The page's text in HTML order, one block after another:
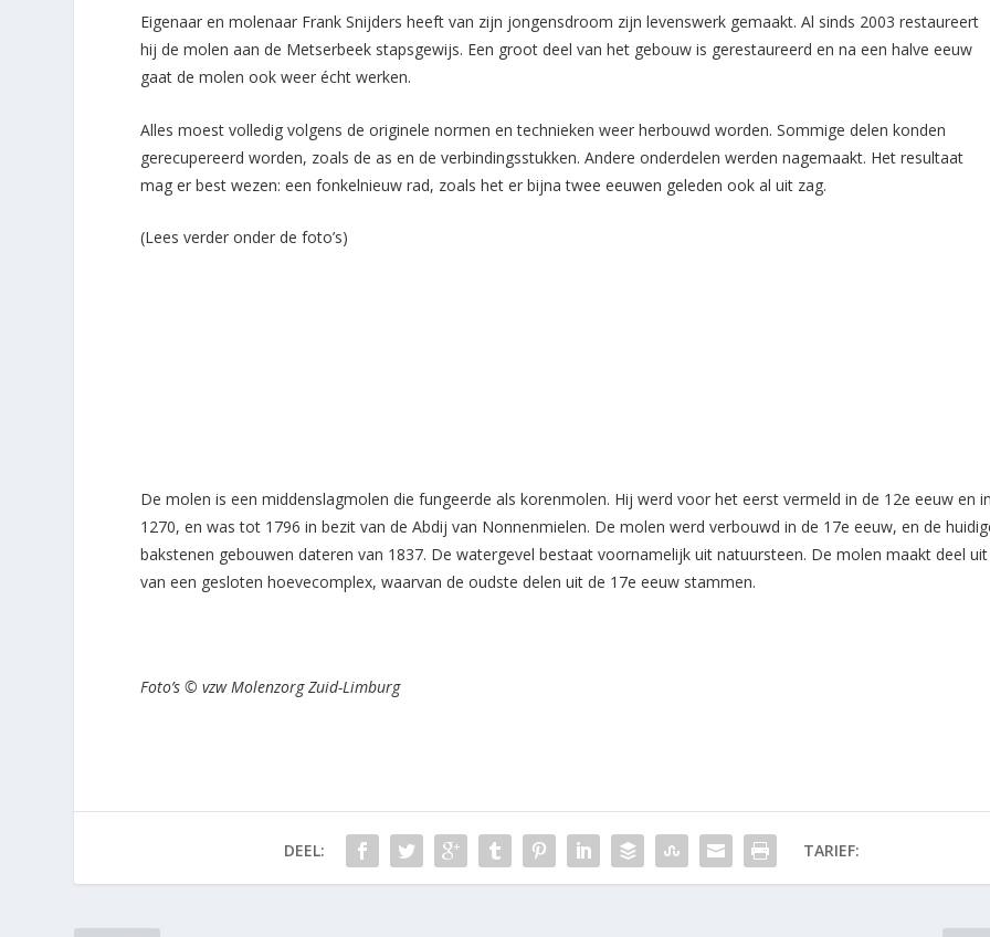
Eigenaar en molenaar Frank Snijders heeft van zijn jongensdroom zijn levenswerk gemaakt. Al sinds 2003 restaureert
hij de molen aan de Metserbeek stapsgewijs. Een groot deel van het gebouw is gerestaureerd en na een halve eeuw
gaat de molen ook weer écht werken.
Alles moest volledig volgens de originele normen en technieken weer herbouwd worden. Sommige delen konden
gerecupereerd worden, zoals de as en de verbindingsstukken. Andere onderdelen werden nagemaakt. Het resultaat
mag er best wezen: een fonkelnieuw rad, zoals het er bijna twee eeuwen geleden ook al uit zag.
(Lees verder onder de foto’s)
De molen is een middenslagmolen die fungeerde als korenmolen. Hij werd voor het eerst vermeld in de 12e eeuw en
1270, en was tot 1796 in bezit van de Abdij van Nonnenmielen. De molen werd verbouwd in de 17e eeuw, en de
bakstenen gebouwen dateren van 1837. De watergevel bestaat voornamelijk uit natuursteen. De molen maakt deel uit
van een gesloten hoevecomplex, waarvan de oudste delen uit de 17e eeuw stammen.
Foto’s © vzw Molenzorg Zuid-Limburg
DEEL: TARIEF: